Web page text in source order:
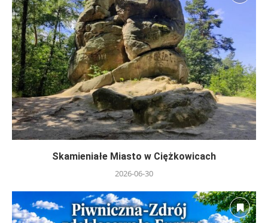
Skamieniałe Miasto w Ciężkowicach
2026-06-30